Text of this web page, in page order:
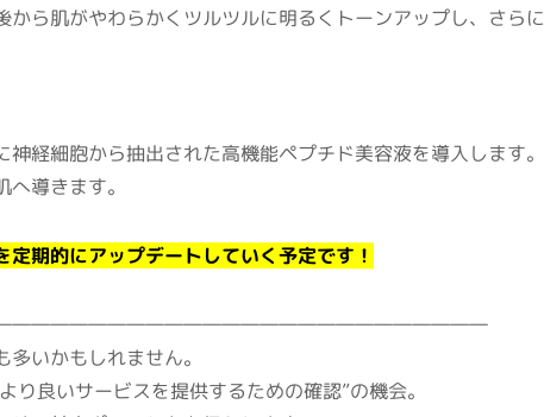
ら肌がやわらかくツルツルに明るくトーンアップし、さらに
経細胞から抽出された高機能ペプチド美容液を導入します。
導きます。
期的にアップデートしていく予定です！
いかもしれません。
り良いサービスを提供するための確認”の機会。